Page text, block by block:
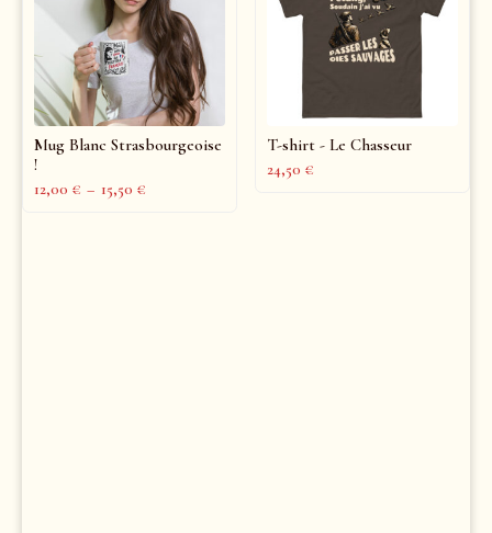
Mug Blanc Strasbourgeoise
!
12,00 € – 15,50 €
T-shirt - Le Chasseur
24,50 €